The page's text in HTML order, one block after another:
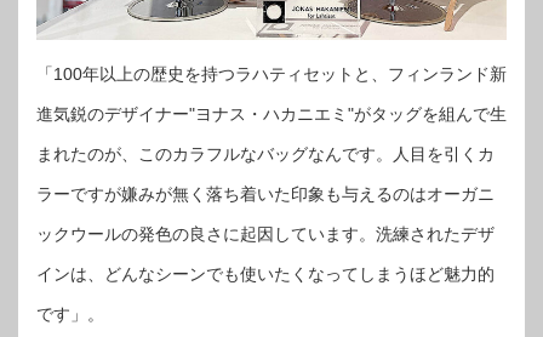
「100年以上の歴史を持つラハティセットと、フィンランド新
進気鋭のデザイナー"ヨナス・ハカニエミ"がタッグを組んで生
まれたのが、このカラフルなバッグなんです。人目を引くカ
ラーですが嫌みが無く落ち着いた印象も与えるのはオーガニ
ックウールの発色の良さに起因しています。洗練されたデザ
インは、どんなシーンでも使いたくなってしまうほど魅力的
です」。